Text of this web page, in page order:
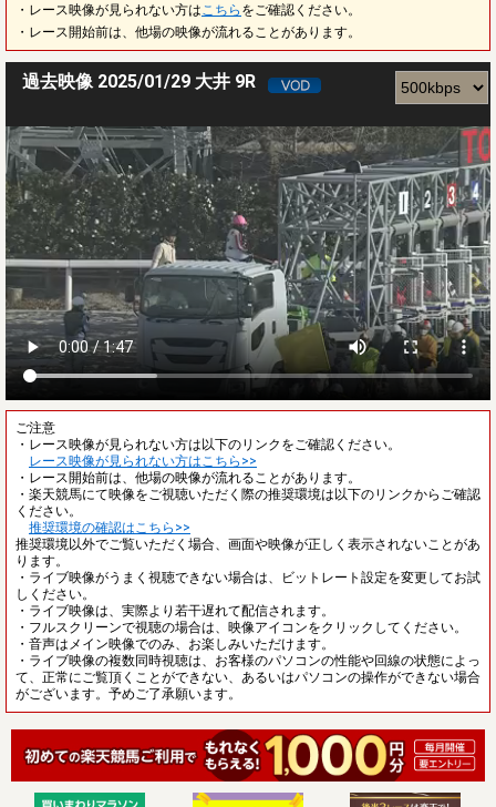
・レース映像が見られない方は こちら をご確認ください。
・レース開始前は、他場の映像が流れることがあります。
過去映像 2025/01/29 大井 9R
ご注意
・レース映像が見られない方は以下のリンクをご確認ください。
レース映像が見られない方はこちら>>
・レース開始前は、他場の映像が流れることがあります。
・楽天競馬にて映像をご視聴いただく際の推奨環境は以下のリンクからご確認
ください。
推奨環境の確認はこちら>>
推奨環境以外でご覧いただく場合、画面や映像が正しく表示されないことがあ
ります。
・ライブ映像がうまく視聴できない場合は、ビットレート設定を変更してお試
しください。
・ライブ映像は、実際より若干遅れて配信されます。
・フルスクリーンで視聴の場合は、映像アイコンをクリックしてください。
・音声はメイン映像でのみ、お楽しみいただけます。
・ライブ映像の複数同時視聴は、お客様のパソコンの性能や回線の状態によっ
て、正常にご覧頂くことができない、あるいはパソコンの操作ができない場合
がございます。予めご了承願います。